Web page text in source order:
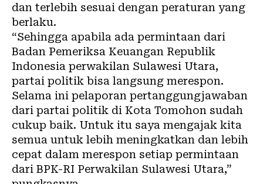
dan terlebih sesuai dengan peraturan yang
berlaku.
“Sehingga apabila ada permintaan dari
Badan Pemeriksa Keuangan Republik
Indonesia perwakilan Sulawesi Utara,
partai politik bisa langsung merespon.
Selama ini pelaporan pertanggungjawaban
dari partai politik di Kota Tomohon sudah
cukup baik. Untuk itu saya mengajak kita
semua untuk lebih meningkatkan dan lebih
cepat dalam merespon setiap permintaan
dari BPK-RI Perwakilan Sulawesi Utara,”